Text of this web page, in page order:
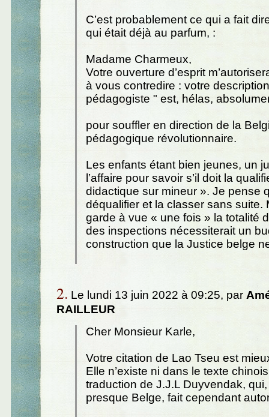
C’est probablement ce qui a fait
qui était déjà au parfum, :
Madame Charmeux,
Votre ouverture d’esprit
à vous contredire : votre
pédagogiste " est, hélas,
pour souffler en direction de la
pédagogique révolutionnaire.
Les enfants étant bien jeunes, un
l’affaire pour savoir s’il doit la
didactique sur mineur ». Je pense
déqualifier et la classer sans suite.
garde à vue « une fois » la totalité
des inspections nécessiterait un
construction que la Justice belge
2. Le lundi 13 juin 2022 à 09:25, par
RAILLEUR
Cher Monsieur Karle,
Votre citation de Lao Tseu est
Elle n’existe ni dans le texte
traduction de J.J.L Duyvendak, qui,
presque Belge, fait cependant